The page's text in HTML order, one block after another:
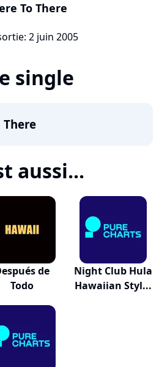
To There
2 juin 2005
single
There
aussi...
de
Todo
Night Club Hula
Hawaiian Styl...